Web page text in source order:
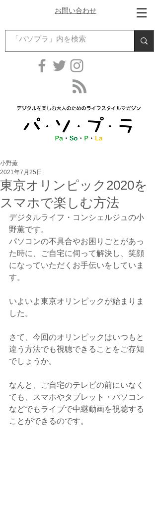
お問い合わせ
東京オリンピック2020を
スマホで楽しむ方法
小野薫
2021年7月25日
デジタルライフ・コンシェルジュの小
野薫です。
パソコンの不具合やお困りごとがあっ
た時に、ご自宅に伺って解決し、笑顔
になっていただくお手伝いをしていま
す。
いよいよ東京オリンピックが始まりま
した。
さて、今回のオリンピックはいつもと
違う方法でも視聴できることをご存知
でしょうか。
なんと、ご自宅のテレビの前にいなく
ても、スマホやタブレット・パソコン
などでもライブで中継動画を視聴する
ことができるのです。